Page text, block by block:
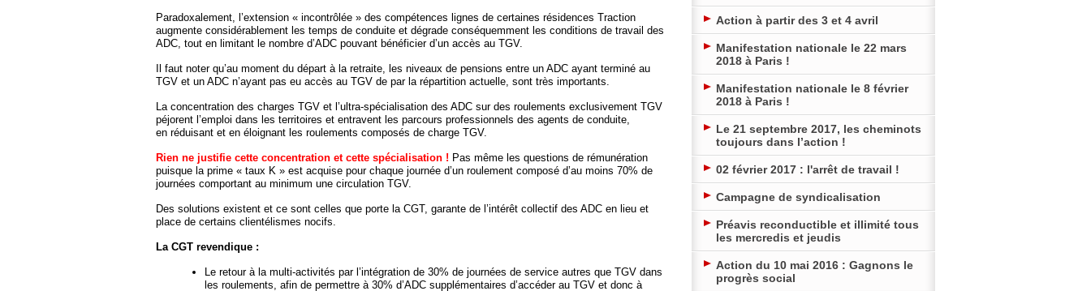
Paradoxalement, l’extension « incontrôlée » des compétences lignes de certaines résidences Traction
augmente considérablement les temps de conduite et dégrade conséquemment les conditions de travail des
ADC, tout en limitant le nombre d’ADC pouvant bénéficier d’un accès au TGV.
Il faut noter qu’au moment du départ à la retraite, les niveaux de pensions entre un ADC ayant terminé au
TGV et un ADC n’ayant pas eu accès au TGV de par la répartition actuelle, sont très importants.
La concentration des charges TGV et l’ultra-spécialisation des ADC sur des roulements exclusivement TGV
péjorent l’emploi dans les territoires et entravent les parcours professionnels des agents de conduite,
en réduisant et en éloignant les roulements composés de charge TGV.
Rien ne justifie cette concentration et cette spécialisation ! Pas même les questions de rémunération
puisque la prime « taux K » est acquise pour chaque journée d’un roulement composé d’au moins 70% de
journées comportant au minimum une circulation TGV.
Des solutions existent et ce sont celles que porte la CGT, garante de l’intérêt collectif des ADC en lieu et
place de certains clientélismes nocifs.
La CGT revendique :
Le retour à la multi-activités par l’intégration de 30% de journées de service autres que TGV dans
les roulements, afin de permettre à 30% d’ADC supplémentaires d’accéder au TGV et donc à
Action à partir des 3 et 4 avril
Manifestation nationale le 22 mars
2018 à Paris !
Manifestation nationale le 8 février
2018 à Paris !
Le 21 septembre 2017, les cheminots
toujours dans l’action !
02 février 2017 : l'arrêt de travail !
Campagne de syndicalisation
Préavis reconductible et illimité tous
les mercredis et jeudis
Action du 10 mai 2016 : Gagnons le
progrès social